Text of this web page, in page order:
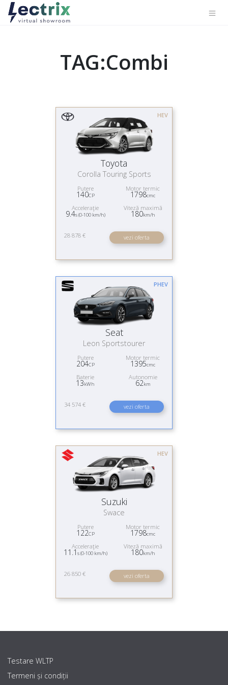
TAG:Combi
HEV
Toyota
Corolla Touring Sports
Putere
140CP
Motor termic
1798cmc
Acceleraţie
9.4s (0-100 km/h)
Viteză maximă
180km/h
28 878 € vezi oferta
PHEV
Seat
Leon Sportstourer
Putere
204CP
Motor termic
1395cmc
Baterie
13kWh
Autonomie
62km
34 574 € vezi oferta
HEV
Suzuki
Swace
Putere
122CP
Motor termic
1798cmc
Acceleraţie
11.1 s (0-100 km/h)
Viteză maximă
180km/h
26 850 € vezi oferta
Testare WLTP
Termeni și condiții